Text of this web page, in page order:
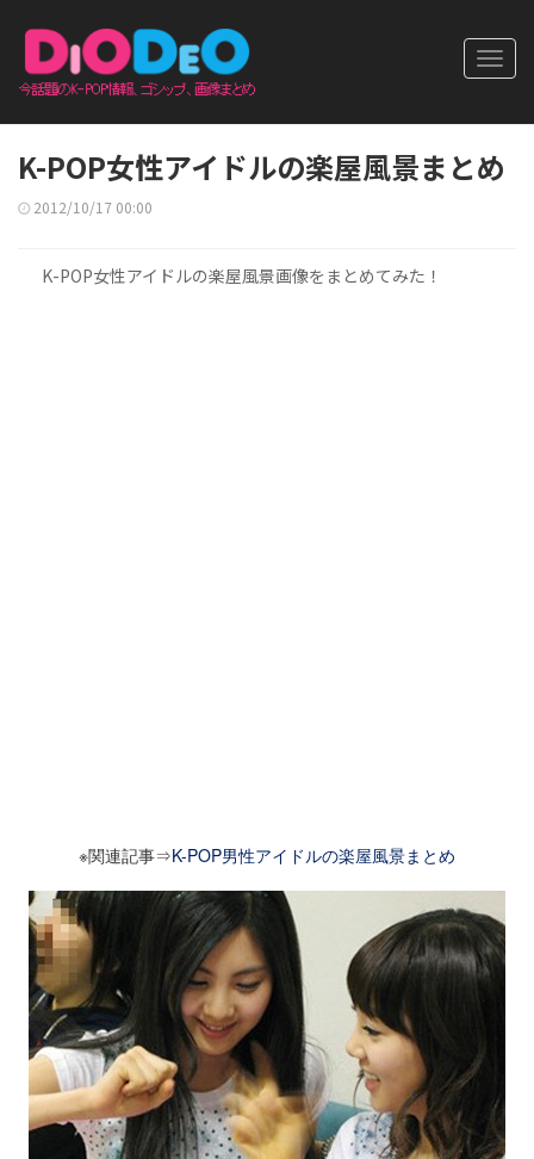
K-POP女性アイドルの楽屋風景まとめ
2012/10/17 00:00
K-POP女性アイドルの楽屋風景画像をまとめてみた！
※関連記事⇒K-POP男性アイドルの楽屋風景まとめ